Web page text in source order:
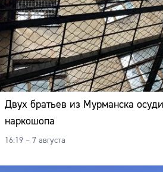
Двух братьев из Мурманска
наркошопа
16:19 – 7 августа